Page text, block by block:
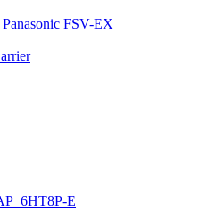
FSV-EX
E